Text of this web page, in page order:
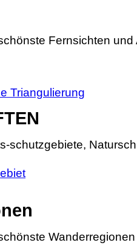
Fernsichten und
Triangulierung
schutzgebiete,
Wanderregionen